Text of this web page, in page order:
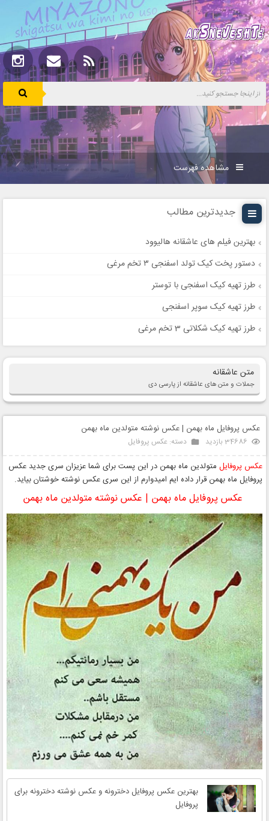
مشاهده فهرست
جدیدترین مطالب
بهترین فیلم های عاشقانه هالیوود
دستور پخت کیک تولد اسفنجی ۳ تخم مرغی
طرز تهیه کیک اسفنجی با توستر
طرز تهیه کیک سوپر اسفنجی
طرز تهیه کیک شکلاتی 3 تخم مرغی
متن عاشقانه
جملات و متن های عاشقانه از پارسی دی
عکس پروفایل ماه بهمن | عکس نوشته متولدین ماه بهمن
34686 بازدید دسته: عکس پروفایل
عکس پروفایل متولدین ماه بهمن در این پست برای شما عزیزان سری جدید عکس
پروفایل ماه بهمن قرار داده ایم امیدوارم از این سری عکس نوشته خوشتان بیاید.
عکس پروفایل ماه بهمن | عکس نوشته متولدین ماه بهمن
بهترین عکس پروفایل دخترونه و عکس نوشته دخترونه برای
پروفایل